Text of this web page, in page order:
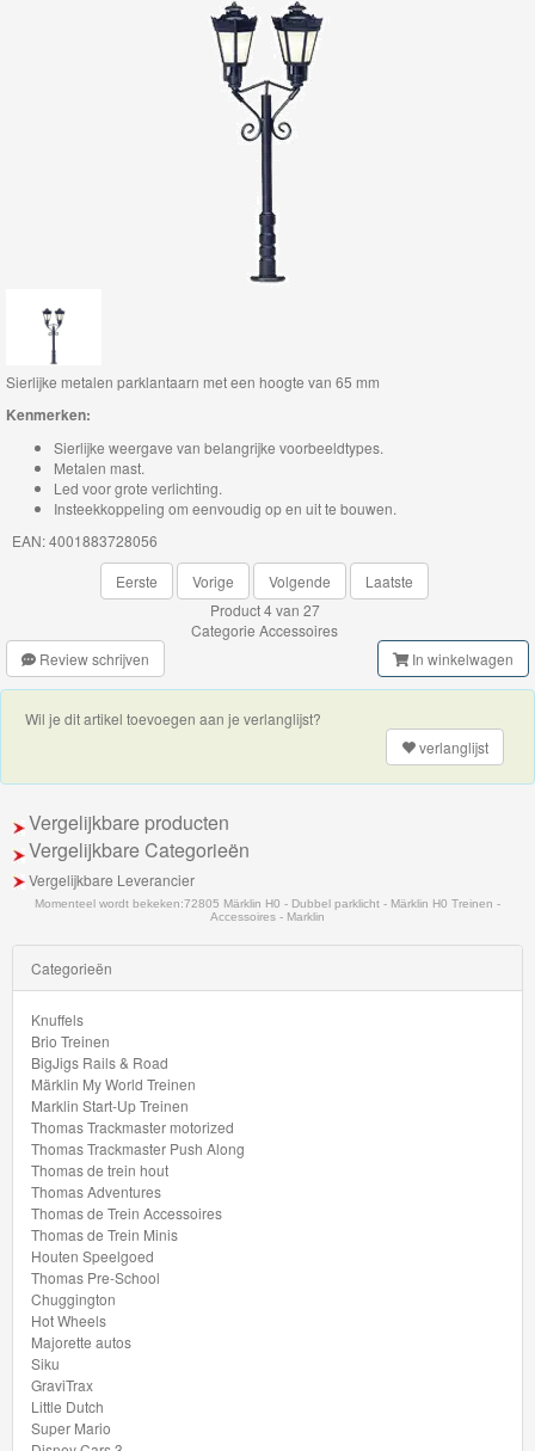
Trackmaster
Push
Along
Thomas
de
trein
hout
Thomas
Thomas
de
Trein
Accessoires
Thomas
de
Trein
Houten
Speelgoed
Thomas
Pre-
School
Chuggington
Hot
Wheels
Majorette
autos
Siku
Sierlijke metalen parklantaarn met een hoogte van 65 mm
Kenmerken:
Sierlijke weergave van belangrijke voorbeeldtypes.
Metalen mast.
Led voor grote verlichting.
Insteekkoppeling om eenvoudig op en uit te bouwen.
EAN: 4001883728056
Eerste
Vorige Volgende
Laatste
Product 4 van 27
Categorie Accessoires
Review schrijven
In winkelwagen
Wil je dit artikel toevoegen aan je verlanglijst?
verlanglijst
Vergelijkbare producten
Vergelijkbare Categorieën
Vergelijkbare Leverancier
Momenteel wordt bekeken:72805 Märklin H0 - Dubbel parklicht - Märklin H0 Treinen -
Accessoires - Marklin
Categorieën
Knuffels
Brio Treinen
BigJigs Rails & Road
Märklin My World Treinen
Marklin Start-Up Treinen
Thomas Trackmaster motorized
Thomas Trackmaster Push Along
Thomas de trein hout
Thomas Adventures
Thomas de Trein Accessoires
Thomas de Trein Minis
Houten Speelgoed
Thomas Pre-School
Chuggington
Hot Wheels
Majorette autos
Siku
GraviTrax
Little Dutch
Super Mario